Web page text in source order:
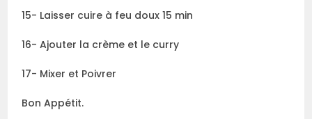
15- Laisser cuire à feu doux 15 min
16- Ajouter la crème et le curry
17- Mixer et Poivrer
Bon Appétit.